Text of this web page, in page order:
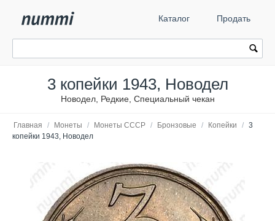
Каталог Продать
3 копейки 1943, Новодел
Новодел, Редкие, Специальный чекан
Главная / Монеты / Монеты СССР / Бронзовые / Копейки / 3
копейки 1943, Новодел